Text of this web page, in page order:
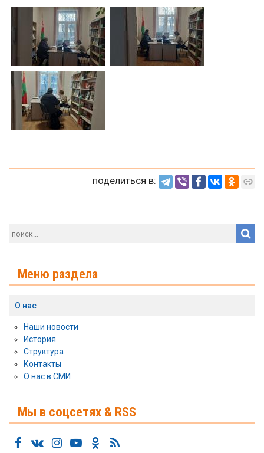
поделиться в:
Меню раздела
О нас
Наши новости
История
Структура
Контакты
О нас в СМИ
Мы в соцсетях & RSS